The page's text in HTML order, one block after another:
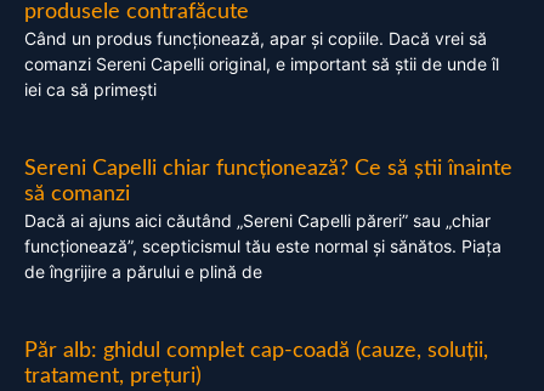
produsele contrafăcute
Când un produs funcționează, apar și copiile. Dacă vrei să
comanzi Sereni Capelli original, e important să știi de unde îl
iei ca să primești
Sereni Capelli chiar funcționează? Ce să știi înainte
să comanzi
Dacă ai ajuns aici căutând „Sereni Capelli păreri” sau „chiar
funcționează”, scepticismul tău este normal și sănătos. Piața
de îngrijire a părului e plină de
Păr alb: ghidul complet cap-coadă (cauze, soluții,
tratament, prețuri)